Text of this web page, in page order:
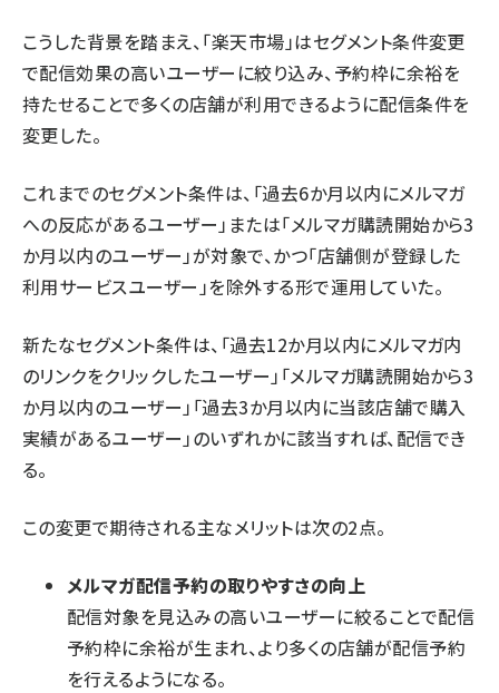
こうした背景を踏まえ、「楽天市場」はセグメント条件変更
で配信効果の高いユーザーに絞り込み、予約枠に余裕を
持たせることで多くの店舗が利用できるように配信条件を
変更した。
これまでのセグメント条件は、「過去6か月以内にメルマガ
への反応があるユーザー」または「メルマガ購読開始から3
か月以内のユーザー」が対象で、かつ「店舗側が登録した
利用サービスユーザー」を除外する形で運用していた。
新たなセグメント条件は、「過去12か月以内にメルマガ内
のリンクをクリックしたユーザー」「メルマガ購読開始から3
か月以内のユーザー」「過去3か月以内に当該店舗で購入
実績があるユーザー」のいずれかに該当すれば、配信でき
る。
この変更で期待される主なメリットは次の2点。
メルマガ配信予約の取りやすさの向上
配信対象を見込みの高いユーザーに絞ることで配信
予約枠に余裕が生まれ、より多くの店舗が配信予約
を行えるようになる。